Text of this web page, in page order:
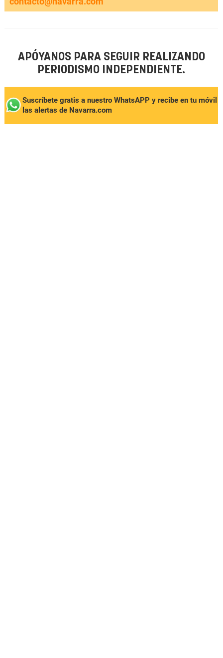
APÓYANOS PARA SEGUIR REALIZANDO
PERIODISMO INDEPENDIENTE.
Suscríbete gratis a nuestro WhatsAPP y recibe en tu móvil
las alertas de Navarra.com